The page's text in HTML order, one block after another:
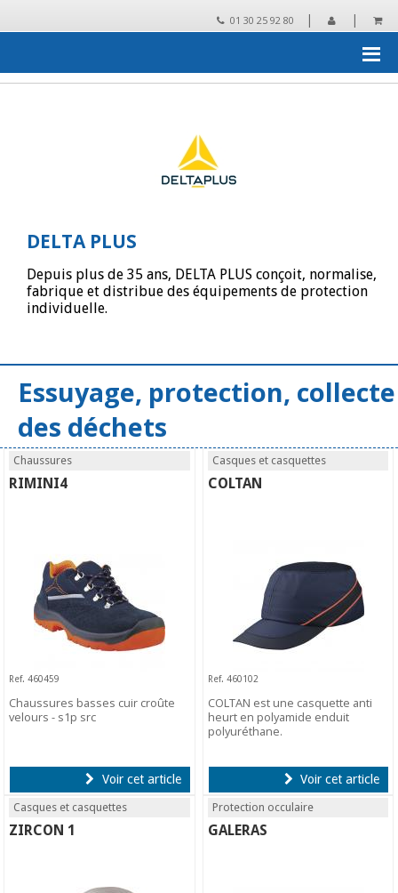
01 30 25 92 80 | |
DELTA PLUS
Depuis plus de 35 ans, DELTA PLUS conçoit, normalise,
fabrique et distribue des équipements de protection
individuelle.
Essuyage, protection, collecte
des déchets
Chaussures
RIMINI4
Ref. 460459
Chaussures basses cuir croûte
velours - s1p src
Voir cet article
Casques et casquettes
COLTAN
Ref. 460102
COLTAN est une casquette anti
heurt en polyamide enduit
polyuréthane.
Voir cet article
Casques et casquettes
ZIRCON 1
Protection occulaire
GALERAS